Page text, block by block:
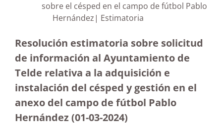
sobre el césped en el campo de fútbol Pablo
Hernández| Estimatoria
Resolución estimatoria sobre solicitud
de información al Ayuntamiento de
Telde relativa a la adquisición e
instalación del césped y gestión en el
anexo del campo de fútbol Pablo
Hernández(01-03-2024)